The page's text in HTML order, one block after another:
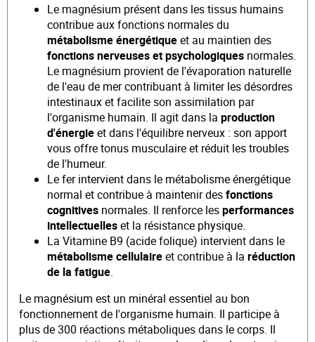
Le magnésium présent dans les tissus humains
contribue aux fonctions normales du
métabolisme énergétiqueet au maintien des
fonctions nerveuses et psychologiques normales.
Le magnésium provient de l'évaporation naturelle
de l'eau de mer contribuant à limiter les désordres
intestinaux et facilite son assimilation par
l'organisme humain. Il agit dans la production
d'énergieet dans l'équilibre nerveux : son apport
vous offre tonus musculaire et réduit les troubles
de l'humeur.
Le fer intervient dans le métabolisme énergétique
normal et contribue à maintenir desfonctions
cognitives normales. Il renforce lesperformances
intellectuelleset la résistance physique.
La Vitamine B9 (acide folique) intervient dans le
métabolisme cellulaireet contribue à la réduction
de la fatigue.
Le magnésium est un minéral essentiel au bon
fonctionnement de l'organisme humain. Il participe à
plus de 300 réactions métaboliques dans le corps. Il